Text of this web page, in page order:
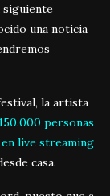
siguiente
una noticia
la artista
personas
live streaming
casa.